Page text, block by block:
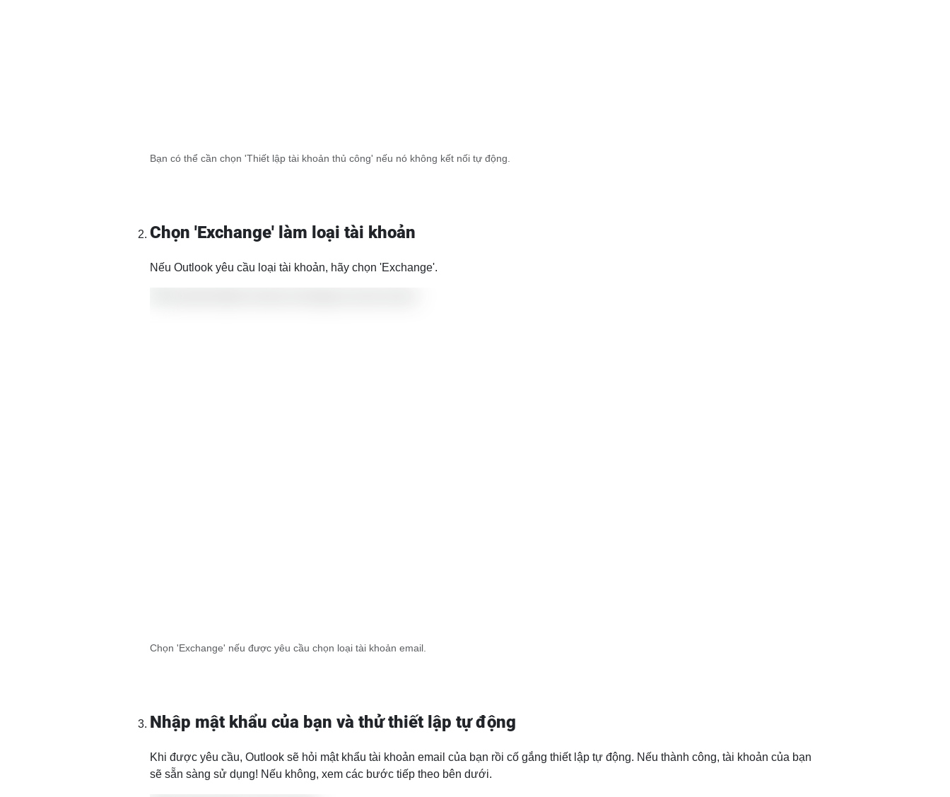
Bạn có thể cần chọn 'Thiết lập tài khoản thủ công' nếu nó không kết nối tự động.
Chọn 'Exchange' làm loại tài khoản
Nếu Outlook yêu cầu loại tài khoản, hãy chọn 'Exchange'.
Chọn 'Exchange' nếu được yêu cầu chọn loại tài khoản email.
Nhập mật khẩu của bạn và thử thiết lập tự động
Khi được yêu cầu, Outlook sẽ hỏi mật khẩu tài khoản email của bạn rồi cố gắng thiết lập tự động. Nếu thành công, tài khoản của bạn
sẽ sẵn sàng sử dụng! Nếu không, xem các bước tiếp theo bên dưới.